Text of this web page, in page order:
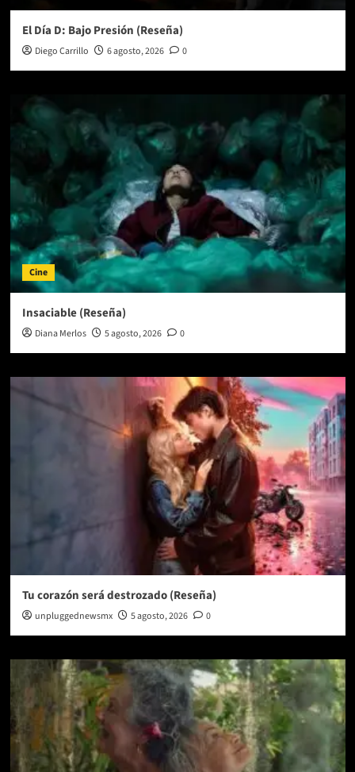
El Día D: Bajo Presión (Reseña)
Diego Carrillo 6 agosto, 2026 0
Cine
Insaciable (Reseña)
Diana Merlos 5 agosto, 2026 0
Tu corazón será destrozado (Reseña)
unpluggednewsmx 5 agosto, 2026 0